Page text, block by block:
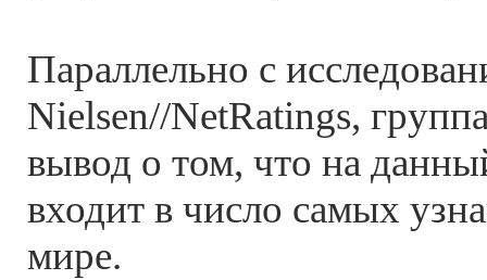
Параллельно с
Nielsen//NetRatings,
вывод о том, что на
входит в число самых
мире.